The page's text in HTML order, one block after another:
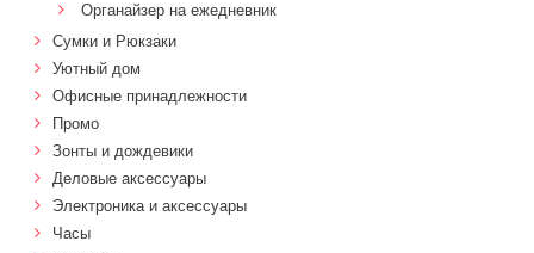
Органайзер на ежедневник
Сумки и Рюкзаки
Уютный дом
Офисные принадлежности
Промо
Зонты и дождевики
Деловые аксессуары
Электроника и аксессуары
Часы